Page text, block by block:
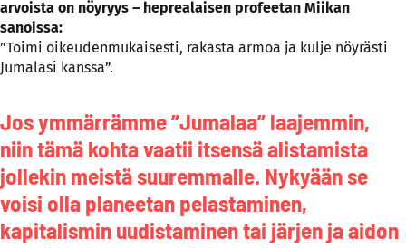
arvoista on nöyryys – heprealaisen profeetan Miikan
sanoissa:
”Toimi oikeudenmukaisesti, rakasta armoa ja kulje nöyrästi
Jumalasi kanssa”.
Jos ymmärrämme ”Jumalaa” laajemmin,
niin tämä kohta vaatii itsensä alistamista
jollekin meistä suuremmalle. Nykyään se
voisi olla planeetan pelastaminen,
kapitalismin uudistaminen tai järjen ja aidon